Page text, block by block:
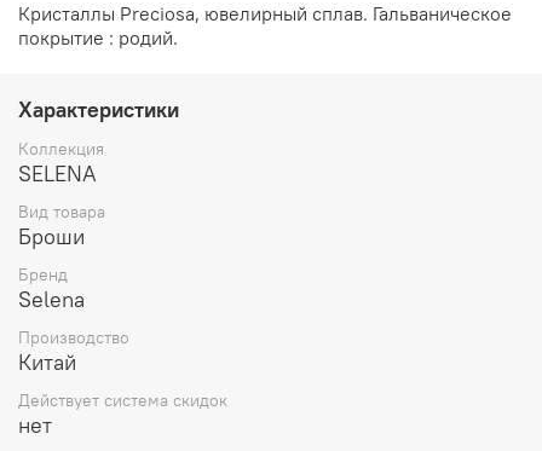
Кристаллы Preciosa, ювелирный сплав. Гальваническое
покрытие : родий.
Характеристики
Коллекция
SELENA
Вид товара
Броши
Бренд
Selena
Производство
Китай
Действует система скидок
нет